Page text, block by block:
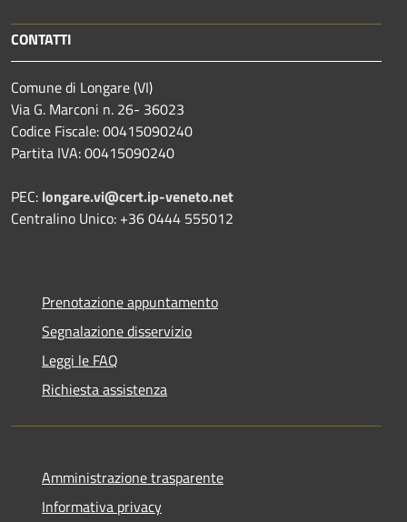
CONTATTI
Comune di Longare (VI)
Via G. Marconi n. 26- 36023
Codice Fiscale: 00415090240
Partita IVA: 00415090240
PEC: longare.vi@cert.ip-veneto.net
Centralino Unico: +36 0444 555012
Prenotazione appuntamento
Segnalazione disservizio
Leggi le FAQ
Richiesta assistenza
Amministrazione trasparente
Informativa privacy